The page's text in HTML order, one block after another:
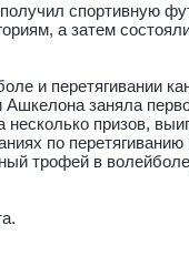
спортивную
а затем
и перетягивании
заняла
призов,
по
трофей в